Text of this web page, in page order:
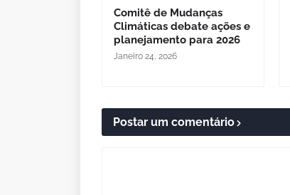
Comitê de Mudanças
Climáticas debate ações e
planejamento para 2026
Janeiro 24, 2026
Postar um comentário